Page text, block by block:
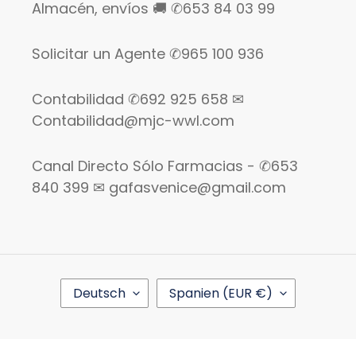
Almacén, envíos 🚚 ✆653 84 03 99
Solicitar un Agente ✆965 100 936
Contabilidad ✆692 925 658 ✉
Contabilidad@mjc-wwl.com
Canal Directo Sólo Farmacias - ✆653
840 399 ✉ gafasvenice@gmail.com
S
P Deutsch
L
ASpanien (EUR €)